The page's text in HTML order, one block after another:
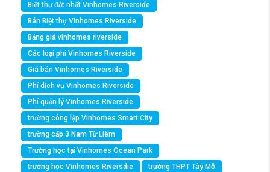
Biệt thự đắt nhất Vinhomes Riverside
Bán Biệt thự Vinhomes Riverside
Bảng giá vinhomes riverside
Các loại phí Vinhomes Riverside
Giá bán Vinhomes Riverside
Phí dịch vụ Vinhomes Riverside
Phí quản lý Vinhomes Riverside
trường công lập Vinhomes Smart City
trường cấp 3 Nam Từ Liêm
Trường học tại Vinhomes Ocean Park
trường học Vinhomes Riversdie
trường THPT Tây Mỗ